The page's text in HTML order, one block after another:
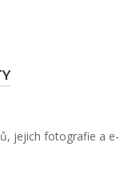
jejich fotografie a e-